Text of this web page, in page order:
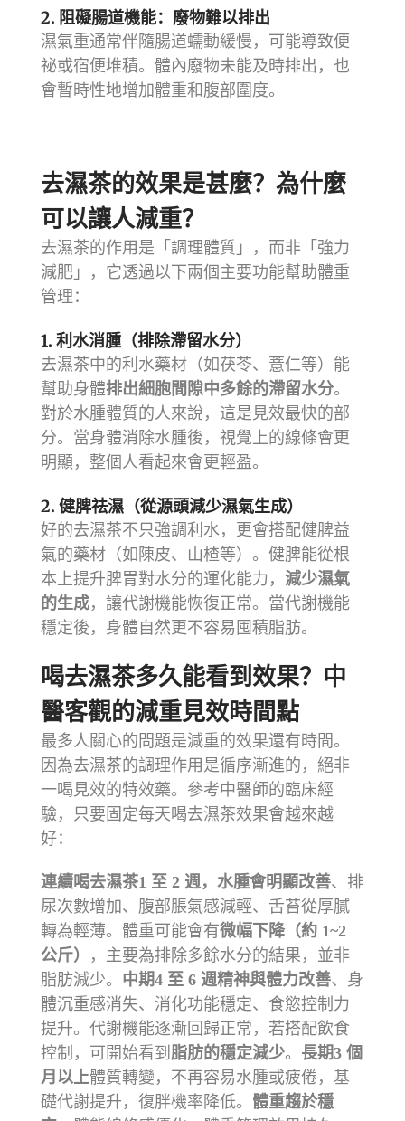
2. 阻礙腸道機能：廢物難以排出
濕氣重通常伴隨腸道蠕動緩慢，可能導致便
祕或宿便堆積。體內廢物未能及時排出，也
會暫時性地增加體重和腹部圍度。
去濕茶的效果是甚麼？為什麼
可以讓人減重？
去濕茶的作用是「調理體質」，而非「強力
減肥」，它透過以下兩個主要功能幫助體重
管理：
1. 利水消腫（排除滯留水分）
去濕茶中的利水藥材（如茯苓、薏仁等）能
幫助身體排出細胞間隙中多餘的滯留水分。
對於水腫體質的人來說，這是見效最快的部
分。當身體消除水腫後，視覺上的線條會更
明顯，整個人看起來會更輕盈。
2. 健脾祛濕（從源頭減少濕氣生成）
好的去濕茶不只強調利水，更會搭配健脾益
氣的藥材（如陳皮、山楂等）。健脾能從根
本上提升脾胃對水分的運化能力， 減少濕氣
的生成，讓代謝機能恢復正常。當代謝機能
穩定後，身體自然更不容易囤積脂肪。
喝去濕茶多久能看到效果？中
醫客觀的減重見效時間點
最多人關心的問題是減重的效果還有時間。
因為去濕茶的調理作用是循序漸進的，絕非
一喝見效的特效藥。參考中醫師的臨床經
驗，只要固定每天喝去濕茶效果會越來越
好：
連續喝去濕茶1 至 2 週， 水腫會明顯改善、排
尿次數增加、腹部脹氣感減輕、舌苔從厚膩
轉為輕薄。 體重可能會有微幅下降（約 1~2
公斤）
，主要為排除多餘水分的結果，並非
脂肪減少。 中期4 至 6 週精神與體力改善、身
體沉重感消失、消化功能穩定、食慾控制力
提升。 代謝機能逐漸回歸正常，若搭配飲食
控制，可開始看到 脂肪的穩定減少。 長期3 個
月以上體質轉變，不再容易水腫或疲倦，基
礎代謝提升，復胖機率降低。 體重趨於穩